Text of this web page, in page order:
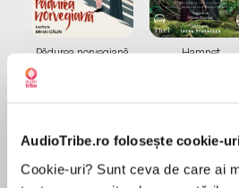
AudioTribe.ro folosește cookie-uri
Cookie-uri? Sunt ceva de care ai
Pădurea norvegiană Hamnet